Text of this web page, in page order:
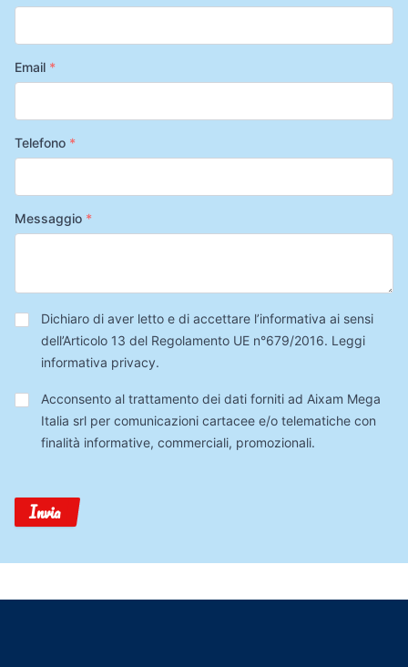
Email *
Telefono *
Messaggio *
Privacy*
Dichiaro di aver letto e di accettare l’informativa ai sensi
dell’Articolo 13 del Regolamento UE n°679/2016. Leggi
informativa privacy.
Trattamento
Dati
Acconsento al trattamento dei dati forniti ad Aixam Mega
Italia srl per comunicazioni cartacee e/o telematiche con
finalità informative, commerciali, promozionali.
Invia